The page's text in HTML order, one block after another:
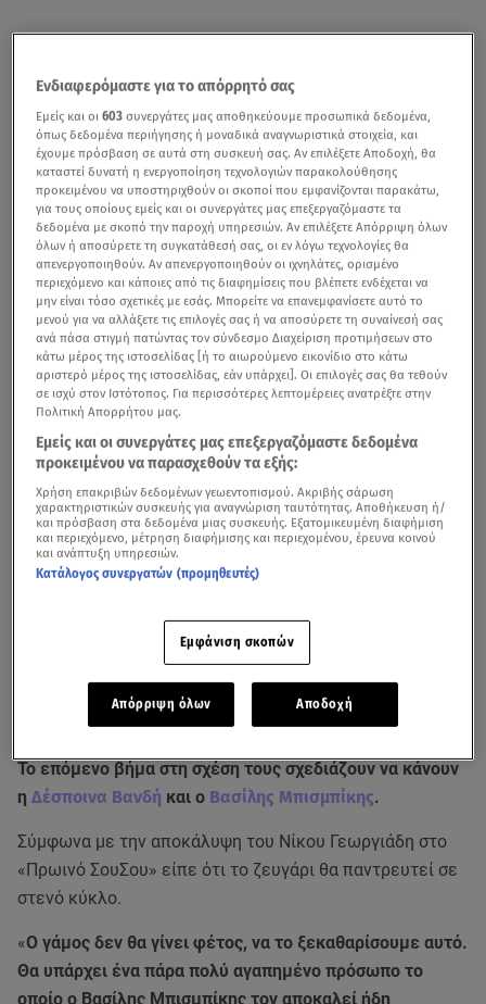
Το επόμενο βήμα στη σχέση τους σχεδιάζουν να κάνουν
η Δέσποινα Βανδή και ο Βασίλης Μπισμπίκης.
Σύμφωνα με την αποκάλυψη του Νίκου Γεωργιάδη στο
«Πρωινό ΣουΣου» είπε ότι το ζευγάρι θα παντρευτεί σε
στενό κύκλο.
«Ο γάμος δεν θα γίνει φέτος, να το ξεκαθαρίσουμε αυτό.
Θα υπάρχει ένα πάρα πολύ αγαπημένο πρόσωπο το
οποίο ο Βασίλης Μπισμπίκης τον αποκαλεί ήδη
Ενδιαφερόμαστε για το απόρρητό σας
Εμείς και οι603 συνεργάτες μας αποθηκεύουμε προσωπικά δεδομένα,
όπως δεδομένα περιήγησης ή μοναδικά αναγνωριστικά στοιχεία, και
έχουμε πρόσβαση σε αυτά στη συσκευή σας. Αν επιλέξετε Αποδοχή, θα
καταστεί δυνατή η ενεργοποίηση τεχνολογιών παρακολούθησης
προκειμένου να υποστηριχθούν οι σκοποί που εμφανίζονται παρακάτω,
για τους οποίους εμείς και οι συνεργάτες μας επεξεργαζόμαστε τα
δεδομένα με σκοπό την παροχή υπηρεσιών. Αν επιλέξετε Απόρριψη όλων
όλων ή αποσύρετε τη συγκατάθεσή σας, οι εν λόγω τεχνολογίες θα
απενεργοποιηθούν. Αν απενεργοποιηθούν οι ιχνηλάτες, ορισμένο
περιεχόμενο και κάποιες από τις διαφημίσεις που βλέπετε ενδέχεται να
μην είναι τόσο σχετικές με εσάς. Μπορείτε να επανεμφανίσετε αυτό το
μενού για να αλλάξετε τις επιλογές σας ή να αποσύρετε τη συναίνεσή σας
ανά πάσα στιγμή πατώντας τον σύνδεσμο Διαχείριση προτιμήσεων στο
κάτω μέρος της ιστοσελίδας [ή το αιωρούμενο εικονίδιο στο κάτω
αριστερό μέρος της ιστοσελίδας, εάν υπάρχει]. Οι επιλογές σας θα τεθούν
σε ισχύ στον Ιστότοπος. Για περισσότερες λεπτομέρειες ανατρέξτε στην
Πολιτική Απορρήτου μας.
Εμείς και οι συνεργάτες μας επεξεργαζόμαστε δεδομένα
προκειμένου να παρασχεθούν τα εξής:
Χρήση επακριβών δεδομένων γεωεντοπισμού. Ακριβής σάρωση
χαρακτηριστικών συσκευής για αναγνώριση ταυτότητας. Αποθήκευση ή/
και πρόσβαση στα δεδομένα μιας συσκευής. Εξατομικευμένη διαφήμιση
και περιεχόμενο, μέτρηση διαφήμισης και περιεχομένου, έρευνα κοινού
και ανάπτυξη υπηρεσιών.
Κατάλογος συνεργατών (προμηθευτές)
Εμφάνιση σκοπών
Απόρριψη όλων Αποδοχή